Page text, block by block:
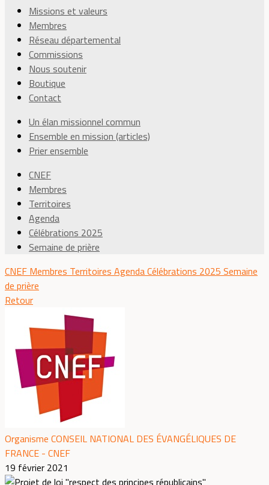
Missions et valeurs
Membres
Réseau départemental
Commissions
Nous soutenir
Boutique
Contact
Un élan missionnel commun
Ensemble en mission (articles)
Prier ensemble
CNEF
Membres
Territoires
Agenda
Célébrations 2025
Semaine de prière
CNEF Membres Territoires AgendaCélébrations 2025 Semaine
de prière
Retour
Organisme CONSEIL NATIONAL DES ÉVANGÉLIQUES DE
FRANCE - CNEF
19 février 2021